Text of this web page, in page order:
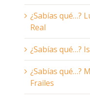
¿Sabías qué…?
Real
¿Sabías qué…?
¿Sabías qué…?
Frailes